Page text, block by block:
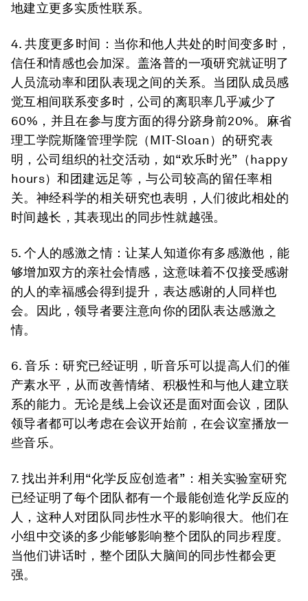
地建立更多实质性联系。
4. 共度更多时间： 当你和他人共处的时间变多时，
信任和情感也会加深。盖洛普的一项研究就证明了
人员流动率和团队表现之间的关系。当团队成员感
觉互相间联系变多时，公司的离职率几乎减少了
60%，并且在参与度方面的得分跻身前20%。麻省
理工学院斯隆管理学院（MIT-Sloan）的研究表
明，公司组织的社交活动，如“欢乐时光”（happy
hours）和团建远足等，与公司较高的留任率相
关。神经科学的相关研究也表明，人们彼此相处的
时间越长，其表现出的同步性就越强。
5. 个人的感激之情：让某人知道你有多感激他，能
够增加双方的亲社会情感，这意味着不仅接受感谢
的人的幸福感会得到提升，表达感谢的人同样也
会。因此，领导者要注意向你的团队表达感激之
情。
6. 音乐：研究已经证明，听音乐可以提高人们的催
产素水平，从而改善情绪、积极性和与他人建立联
系的能力。无论是线上会议还是面对面会议，团队
领导者都可以考虑在会议开始前，在会议室播放一
些音乐。
7. 找出并利用“化学反应创造者”：相关实验室研究
已经证明了每个团队都有一个最能创造化学反应的
人，这种人对团队同步性水平的影响很大。他们在
小组中交谈的多少能够影响整个团队的同步程度。
当他们讲话时，整个团队大脑间的同步性都会更
强。